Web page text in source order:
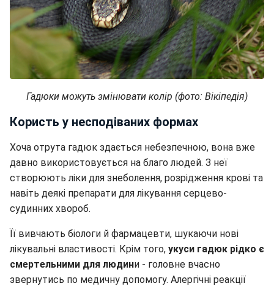
Гадюки можуть змінювати колір (фото: Вікіпедія)
Користь у несподіваних формах
Хоча отрута гадюк здається небезпечною, вона вже
давно використовується на благо людей. З неї
створюють ліки для знеболення, розрідження крові та
навіть деякі препарати для лікування серцево-
судинних хвороб.
Її вивчають біологи й фармацевти, шукаючи нові
лікувальні властивості. Крім того, укуси гадюк рідко є
смертельними для людини - головне вчасно
звернутись по медичну допомогу. Алергічні реакції